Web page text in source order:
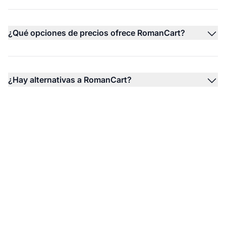
¿Qué opciones de precios ofrece RomanCart?
¿Hay alternativas a RomanCart?